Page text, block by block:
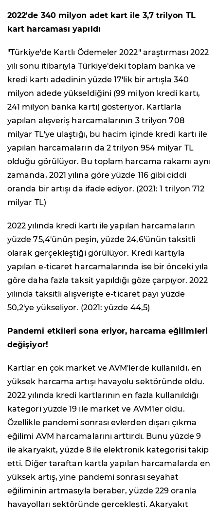
2022'de 340 milyon adet kart ile 3,7 trilyon TL
kart harcaması yapıldı
"Türkiye'de Kartlı Ödemeler 2022" araştırması 2022
yılı sonu itibarıyla Türkiye'deki toplam banka ve
kredi kartı adedinin yüzde 17'lik bir artışla 340
milyon adede yükseldiğini (99 milyon kredi kartı,
241 milyon banka kartı) gösteriyor. Kartlarla
yapılan alışveriş harcamalarının 3 trilyon 708
milyar TL'ye ulaştığı, bu hacim içinde kredi kartı ile
yapılan harcamaların da 2 trilyon 954 milyar TL
olduğu görülüyor. Bu toplam harcama rakamı aynı
zamanda, 2021 yılına göre yüzde 116 gibi ciddi
oranda bir artışı da ifade ediyor. (2021: 1 trilyon 712
milyar TL)
2022 yılında kredi kartı ile yapılan harcamaların
yüzde 75,4'ünün peşin, yüzde 24,6'ünün taksitli
olarak gerçekleştiği görülüyor. Kredi kartıyla
yapılan e-ticaret harcamalarında ise bir önceki yıla
göre daha fazla taksit yapıldığı göze çarpıyor. 2022
yılında taksitli alışverişte e-ticaret payı yüzde
50,2'ye yükseliyor. (2021: yüzde 44,5)
Pandemi etkileri sona eriyor, harcama eğilimleri
değişiyor!
Kartlar en çok market ve AVM'lerde kullanıldı, en
yüksek harcama artışı havayolu sektöründe oldu.
2022 yılında kredi kartlarının en fazla kullanıldığı
kategori yüzde 19 ile market ve AVM'ler oldu.
Özellikle pandemi sonrası evlerden dışarı çıkma
eğilimi AVM harcamalarını arttırdı. Bunu yüzde 9
ile akaryakıt, yüzde 8 ile elektronik kategorisi takip
etti. Diğer taraftan kartla yapılan harcamalarda en
yüksek artış, yine pandemi sonrası seyahat
eğiliminin artmasıyla beraber, yüzde 229 oranla
havayolları sektöründe gerçekleşti. Akaryakıt